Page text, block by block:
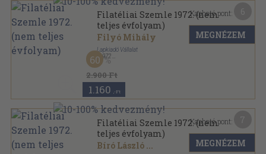
Filatéliai Szemle 1972. (nem
teljes évfolyam)
Filyó Mihály
Lapkiadó Vállalat
, 1972
Könyvkötői kötés
Filatéliai Szemle sorozat
2.900 Ft
60
1.160 ,-Ft
Kapható pont:
MEGNÉZEM
Filatéliai Szemle 1972. (nem
teljes évfolyam)
Bíró László ...
Kapható pont:
MEGNÉZEM